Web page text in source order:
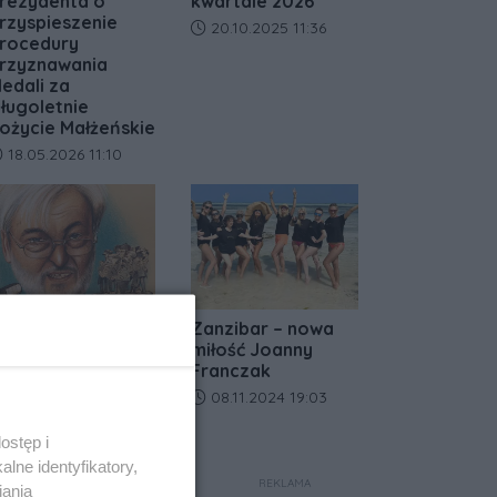
za
Małżeńskie
dodania artykułu:
18.05.2026 11:10
Data dodania artykułu:
20.10.2025 11:36
Zanzibar – nowa
miłość Joanny
Franczak
Data dodania artykułu:
08.11.2024 19:03
REKLAMA
i
identyfikatory,